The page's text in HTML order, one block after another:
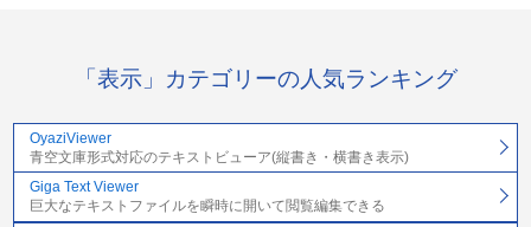
「表示」カテゴリーの人気ランキング
OyaziViewer
青空文庫形式対応のテキストビューア(縦書き・横書き表示)
Giga Text Viewer
巨大なテキストファイルを瞬時に開いて閲覧編集できる